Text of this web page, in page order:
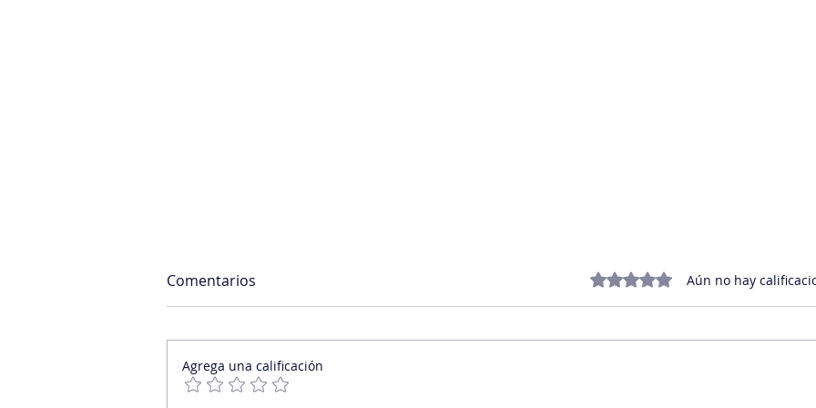
Comentarios Obtuvo 0 de 5 estrellas.
Aún no hay
Agrega una calificación